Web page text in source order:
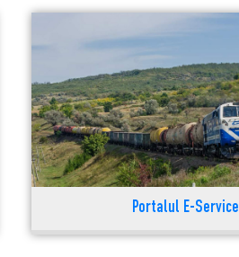
Portalul E-Service